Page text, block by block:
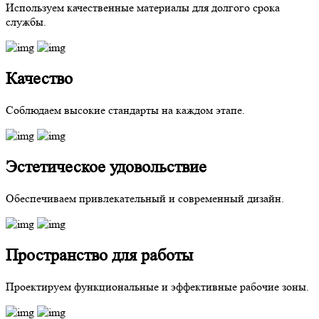
Используем качественные материалы для долгого срока
службы.
Качество
Соблюдаем высокие стандарты на каждом этапе.
Эстетическое удовольствие
Обеспечиваем привлекательный и современный дизайн.
Пространство для работы
Проектируем функциональные и эффективные рабочие зоны.